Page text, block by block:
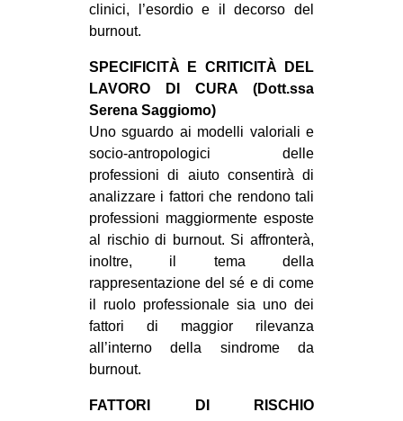
clinici, l’esordio e il decorso del
burnout.
SPECIFICITÀ E CRITICITÀ DEL
LAVORO DI CURA (Dott.ssa
Serena Saggiomo)
Uno sguardo ai modelli valoriali e
socio-antropologici delle
professioni di aiuto consentirà di
analizzare i fattori che rendono tali
professioni maggiormente esposte
al rischio di burnout. Si affronterà,
inoltre, il tema della
rappresentazione del sé e di come
il ruolo professionale sia uno dei
fattori di maggior rilevanza
all’interno della sindrome da
burnout.
FATTORI DI RISCHIO